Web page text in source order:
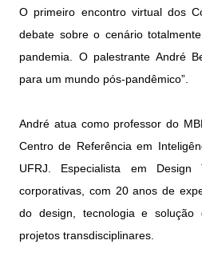
O primeiro encontro virtual dos
debate sobre o cenário
pandemia. O palestrante André
para um mundo pós-pandêmico”.
André atua como professor do
Centro de Referência em
UFRJ. Especialista em Design
corporativas, com 20 anos de
do design, tecnologia e solução
projetos transdisciplinares.